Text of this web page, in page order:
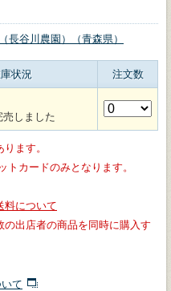
長谷川農園）（青森県）
状況 注文数
売しました
ます。
トカードのみとなります。
料について
出店者の商品を同時に購入す
て